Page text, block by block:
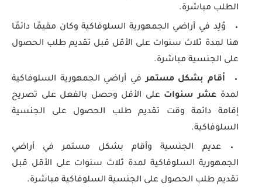
الطلب مباشرة.
وُلِد في أراضي الجمهورية السلوفاكية وكان مقيمًا دائمًا
هنا لمدة ثلاث سنوات على الأقل قبل تقديم طلب الحصول
على الجنسية مباشرة.
أقام بشكل مستمرفي أراضي الجمهورية السلوفاكية
لمدة عشر سنوات على الأقل وحصل بالفعل على تصريح
إقامة دائمة وقت تقديم طلب الحصول على الجنسية
السلوفاكية.
عديم الجنسية وأقام بشكل مستمر في أراضي
الجمهورية السلوفاكية لمدة ثلاث سنوات على الأقل قبل
تقديم طلب الحصول على الجنسية السلوفاكية مباشرة.